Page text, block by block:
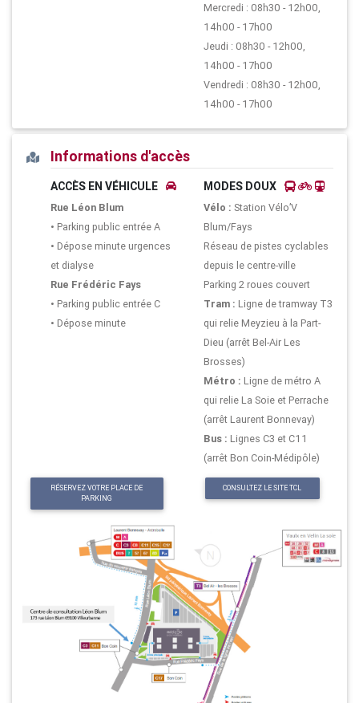
Mercredi : 08h30 - 12h00,
14h00 - 17h00
Jeudi : 08h30 - 12h00,
14h00 - 17h00
Vendredi : 08h30 - 12h00,
14h00 - 17h00
Informations d'accès
ACCÈS EN VÉHICULE
Rue Léon Blum
• Parking public entrée A
• Dépose minute urgences
et dialyse
Rue Frédéric Fays
• Parking public entrée C
• Dépose minute
MODES DOUX
Vélo : Station Vélo’V
Blum/Fays
Réseau de pistes cyclables
depuis le centre-ville
Parking 2 roues couvert
Tram : Ligne de tramway T3
qui relie Meyzieu à la Part-
Dieu (arrêt Bel-Air Les
Brosses)
Métro : Ligne de métro A
qui relie La Soie et Perrache
(arrêt Laurent Bonnevay)
Bus : Lignes C3 et C11
(arrêt Bon Coin-Médipôle)
RÉSERVEZ VOTRE PLACE DE
PARKING
CONSULTEZ LE SITE TCL